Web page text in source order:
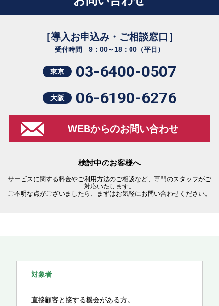
［導入お申込み・ご相談窓口］
受付時間 9：00～18：00（平日）
東京 03-6400-0507
大阪 06-6190-6276
WEBからのお問い合わせ
検討中のお客様へ
サービスに関する料金やご利用方法のご相談など、専門のスタッフがご
対応いたします。
ご不明な点がございましたら、まずはお気軽にお問い合わせください。
対象者
直接顧客と接する機会がある方。